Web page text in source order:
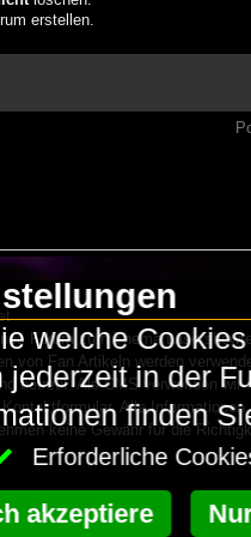
erstellen.
Forum zum Thema
von Fan Artikeln werden
betreut. Als CMS verwenden wir
Alle
keine Gewähr für die
welche
jederzeit in der
finden
Erforderliche
akzeptiere